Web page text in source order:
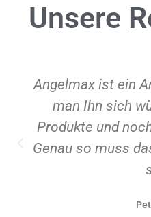
Unsere
Angelmax ist ein
man Ihn sich
Produkte und
Genau so muss